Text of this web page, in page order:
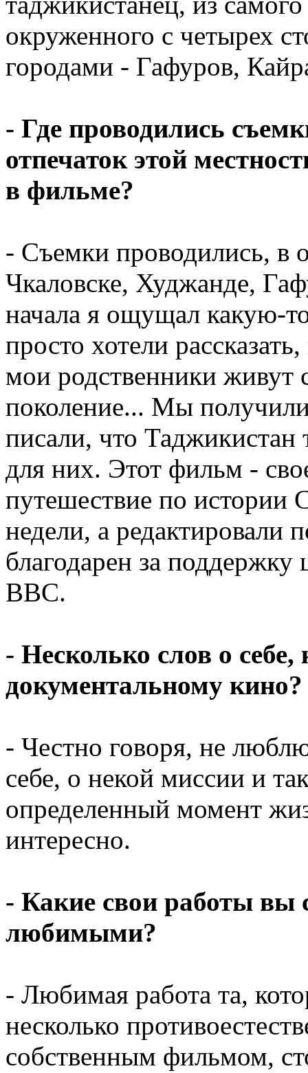
окруженного с четырех
городами - Гафуров,
- Где проводились
отпечаток этой
в фильме?
- Съемки проводились, в
Чкаловске, Худжанде,
начала я ощущал какую-
просто хотели
мои родственники живут
поколение... Мы
писали, что Таджикистан
для них. Этот фильм -
путешествие по истории
недели, а редактировали
благодарен за поддержку
ВВС.
- Несколько слов о
документальному кино?
- Честно говоря, не
себе, о некой миссии и
определенный момент
интересно.
- Какие свои работы вы
любимыми?
- Любимая работа та,
несколько
собственным фильмом,